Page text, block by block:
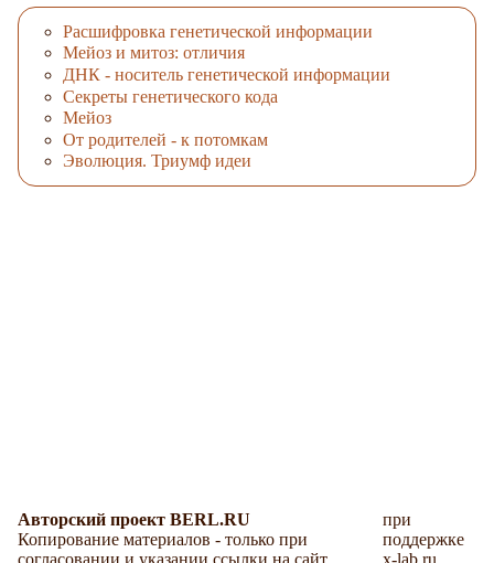
Расшифровка генетической информации
Мейоз и митоз: отличия
ДНК - носитель генетической информации
Секреты генетического кода
Мейоз
От родителей - к потомкам
Эволюция. Триумф идеи
Авторский проект BERL.RU
Копирование материалов - только при
согласовании и указании ссылки на сайт.
при
поддержке
x-lab.ru